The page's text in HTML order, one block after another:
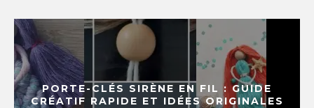
PORTE-CLÉS SIRÈNE EN FIL : GUIDE
CRÉATIF RAPIDE ET IDÉES ORIGINALES